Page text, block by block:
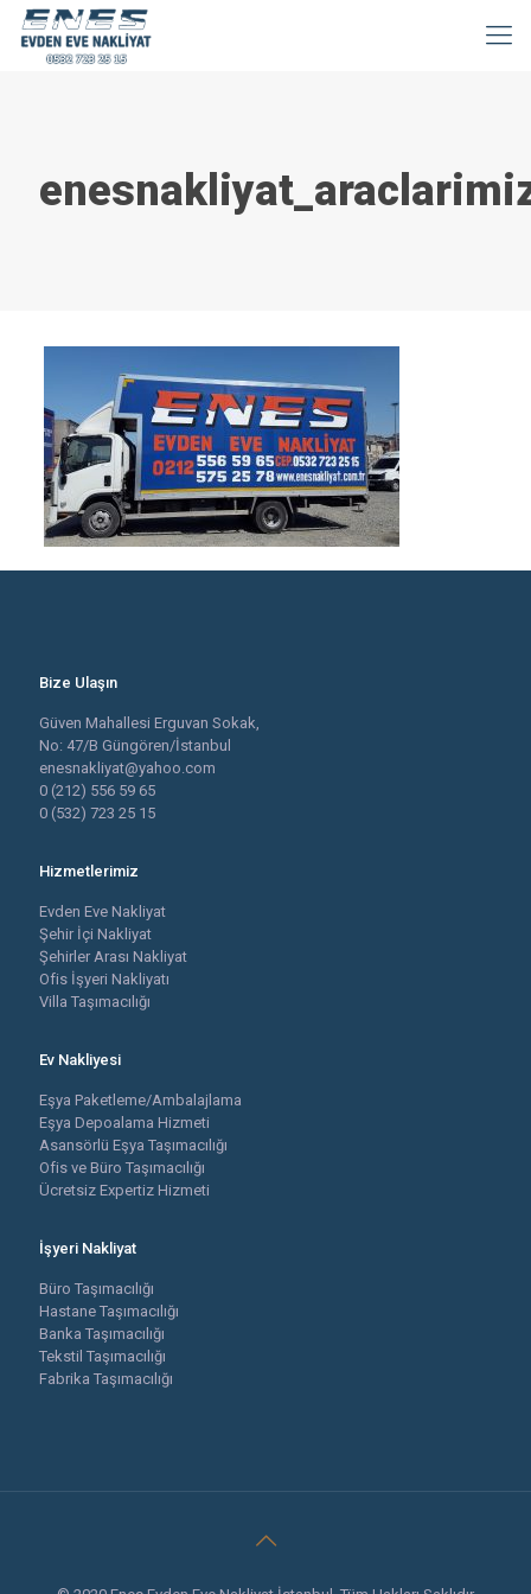
Bize Ulaşın
Güven Mahallesi Erguvan Sokak,
No: 47/B Güngören/İstanbul
enesnakliyat@yahoo.com
0 (212) 556 59 65
0 (532) 723 25 15
Hizmetlerimiz
Evden Eve Nakliyat
Şehir İçi Nakliyat
Şehirler Arası Nakliyat
Ofis İşyeri Nakliyatı
Villa Taşımacılığı
Ev Nakliyesi
Eşya Paketleme/Ambalajlama
Eşya Depoalama Hizmeti
Asansörlü Eşya Taşımacılığı
Ofis ve Büro Taşımacılığı
Ücretsiz Expertiz Hizmeti
İşyeri Nakliyat
Büro Taşımacılığı
Hastane Taşımacılığı
Banka Taşımacılığı
Tekstil Taşımacılığı
Fabrika Taşımacılığı